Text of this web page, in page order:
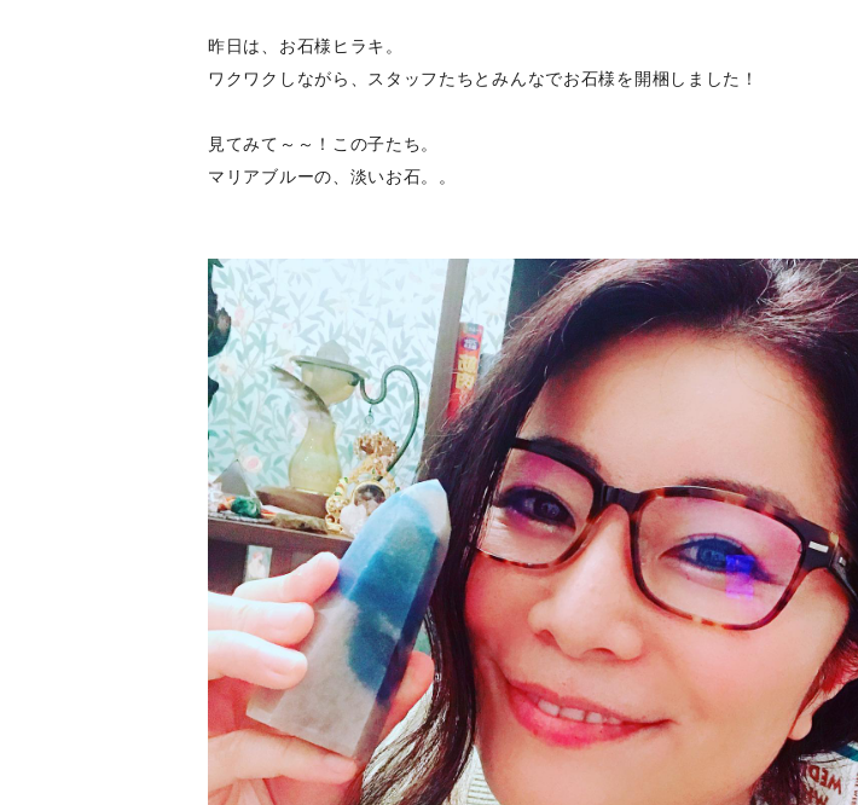
昨日は、お石様ヒラキ。
ワクワクしながら、スタッフたちとみんなでお石様を開梱しました！
見てみて～～！この子たち。
マリアブルーの、淡いお石。。